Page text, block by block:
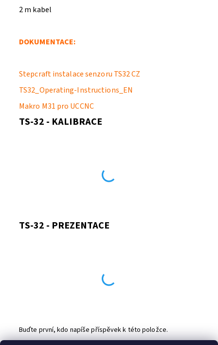
2 m kabel
DOKUMENTACE:
Stepcraft instalace senzoru TS32 CZ
TS32_Operating-Instructions_EN
Makro M31 pro UCCNC
TS-32 - KALIBRACE
TS-32 - PREZENTACE
Buďte první, kdo napíše příspěvek k této položce.